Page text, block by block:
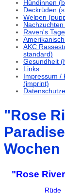
Hündinnen
Deckrüden
Welpen
Raven's
AKC
standard)
Gesundheit
Links
Impressum /
(imprint)
"Rose
Wochen
"Rose